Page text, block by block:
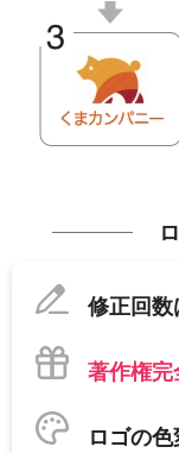
修正回数
著作権
ロゴの